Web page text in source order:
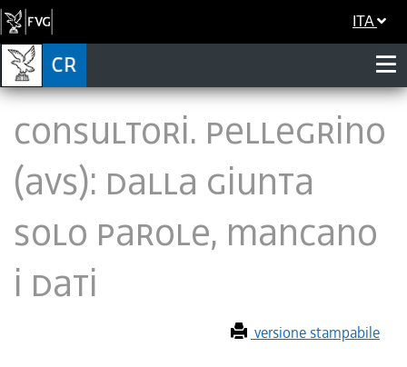
ITA
CONSULTORI. PELLEGRINO
(AVS): DALLA GIUNTA
SOLO PAROLE, MANCANO
I DATI
versione stampabile